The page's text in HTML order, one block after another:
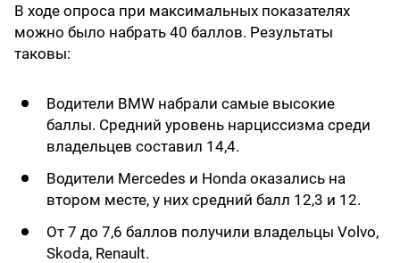
В ходе опроса при максимальных показателях
можно было набрать 40 баллов. Результаты
таковы:
Водители BMW набрали самые высокие
баллы. Средний уровень нарциссизма среди
владельцев составил 14,4.
Водители Mercedes и Honda оказались на
втором месте, у них средний балл 12,3 и 12.
От 7 до 7,6 баллов получили владельцы Volvo,
Skoda, Renault.